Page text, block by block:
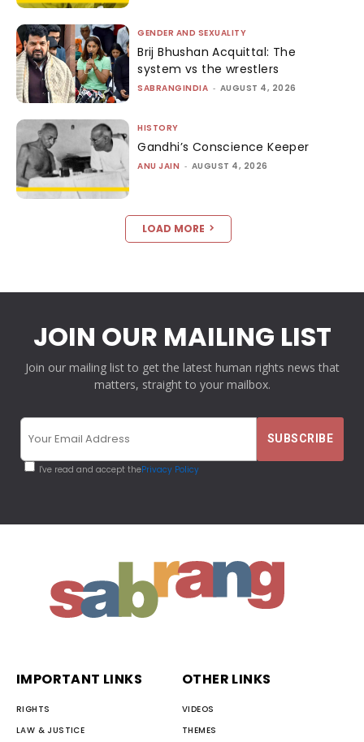
GENDER AND SEXUALITY
Brij Bhushan Acquittal: The
system vs the wrestlers
SABRANGINDIA - AUGUST 4, 2026
HISTORY
Gandhi’s Conscience Keeper
ANU JAIN - AUGUST 4, 2026
LOAD MORE
JOIN OUR MAILING LIST
Join our mailing list to get the latest human rights news that
matters, straight to your mailbox.
I've read and accept thePrivacy Policy
IMPORTANT LINKS
RIGHTS
LAW & JUSTICE
OTHER LINKS
VIDEOS
THEMES